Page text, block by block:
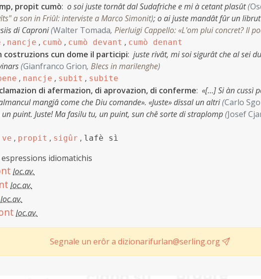
propit cumò: o soi juste tornât dal Sudafriche e mi à cetant plasût(
a son in Friûl: interviste a Marco Simonit);o ai juste mandât fûr un
di Caproni(Walter Tomada, Pierluigi Cappello: «L'om plui concret? Il
, nancje , cumò , cumò devant , cumò denant
costruzions cun dome il participi: juste rivât, mi soi sigurât che al sei
(Gianfranco Grion, Blecs in marilenghe)
, nancje , subit , subite
di afermazion, di aprovazion, di conferme: «[…] Si àn cussì
mangjâ come che Diu comande». «Juste» dissal un altri(Carlo
puint. Juste! Ma fasilu tu, un puint, sun chê sorte di straplomp(Josef
, propit , sigûr , lafè sì
idiomatichis
loc.av.
loc.av.
loc.av.
loc.av.
Segnale un erôr a dizionarifurlan@serling.org